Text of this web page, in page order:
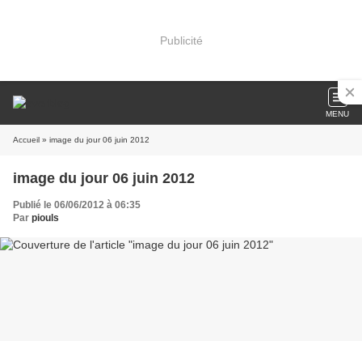
Publicité
MENU
Accueil » image du jour 06 juin 2012
image du jour 06 juin 2012
Publié le 06/06/2012 à 06:35
Par piouls